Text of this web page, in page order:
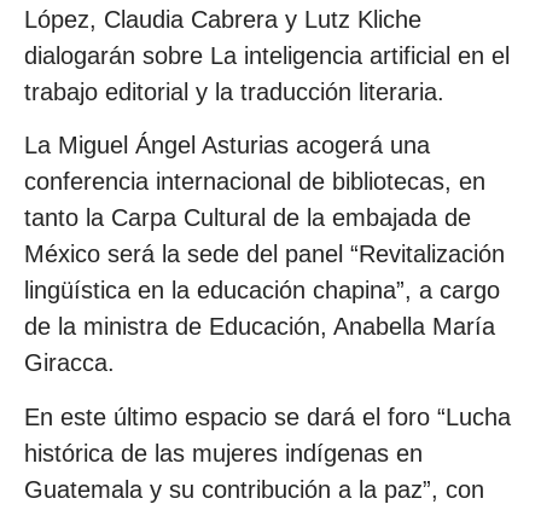
López, Claudia Cabrera y Lutz Kliche
dialogarán sobre La inteligencia artificial en el
trabajo editorial y la traducción literaria.
La Miguel Ángel Asturias acogerá una
conferencia internacional de bibliotecas, en
tanto la Carpa Cultural de la embajada de
México será la sede del panel “Revitalización
lingüística en la educación chapina”, a cargo
de la ministra de Educación, Anabella María
Giracca.
En este último espacio se dará el foro “Lucha
histórica de las mujeres indígenas en
Guatemala y su contribución a la paz”, con